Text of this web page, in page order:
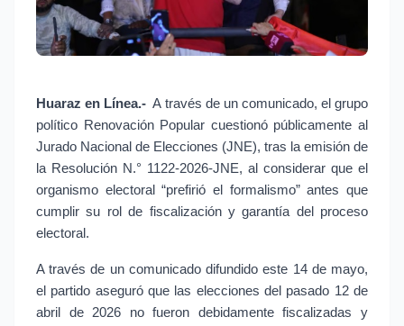
Huaraz en Línea.- A través de un comunicado, el grupo
político Renovación Popular cuestionó públicamente al
Jurado Nacional de Elecciones (JNE), tras la emisión de
la Resolución N.° 1122-2026-JNE, al considerar que el
organismo electoral “prefirió el formalismo” antes que
cumplir su rol de fiscalización y garantía del proceso
electoral.
A través de un comunicado difundido este 14 de mayo,
el partido aseguró que las elecciones del pasado 12 de
abril de 2026 no fueron debidamente fiscalizadas y